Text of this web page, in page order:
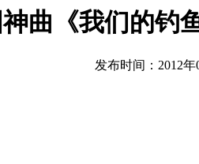
曲《我们的钓
发布时间：2012年